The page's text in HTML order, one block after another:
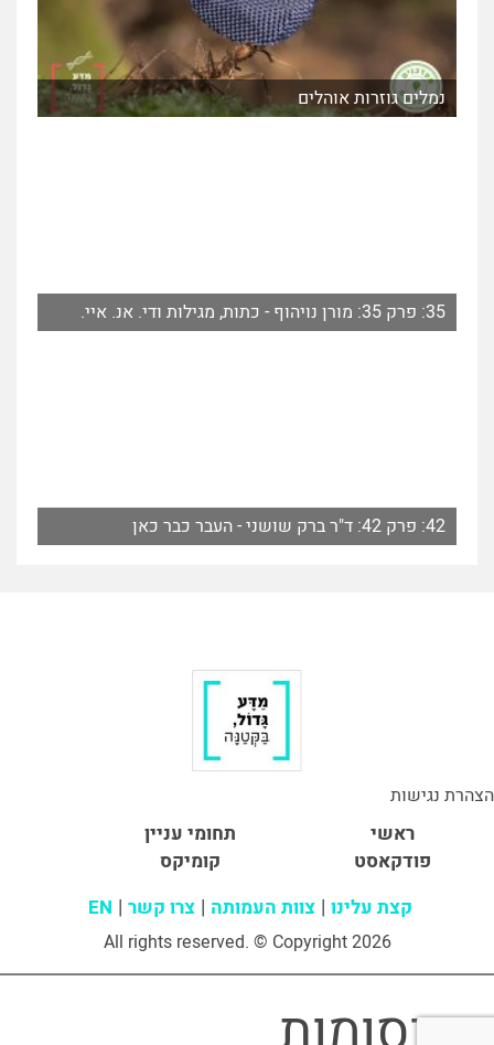
נמלים גוזרות אוהלים
35: פרק 35: מורן נויהוף - כתות, מגילות ודי. אנ. איי.
42: פרק 42: ד"ר ברק שושני - העבר כבר כאן
הצהרת נגישות
ראשי
תחומי עניין
פודקאסט
קומיקס
קצת עלינו צוות העמותה צרו קשר EN
All rights reserved. © Copyright 2026